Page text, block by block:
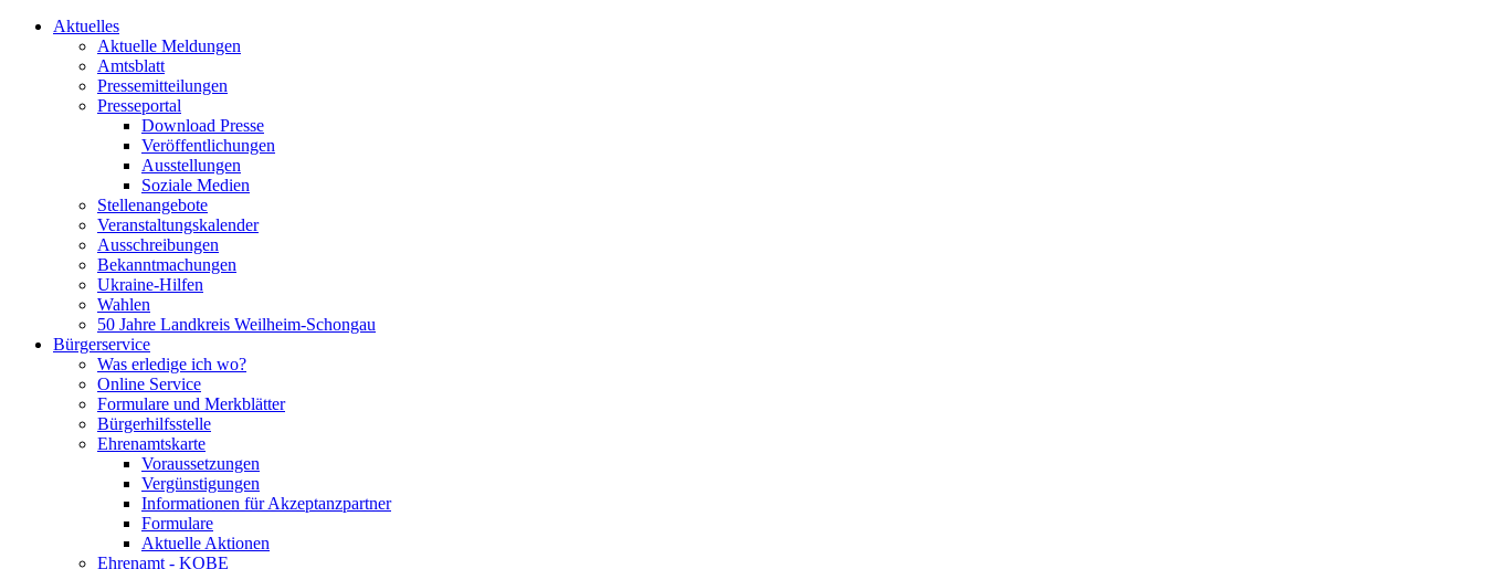
Aktuelles
Aktuelle Meldungen
Amtsblatt
Pressemitteilungen
Presseportal
Download Presse
Veröffentlichungen
Ausstellungen
Soziale Medien
Stellenangebote
Veranstaltungskalender
Ausschreibungen
Bekanntmachungen
Ukraine-Hilfen
Wahlen
50 Jahre Landkreis Weilheim-Schongau
Bürgerservice
Was erledige ich wo?
Online Service
Formulare und Merkblätter
Bürgerhilfsstelle
Ehrenamtskarte
Voraussetzungen
Vergünstigungen
Informationen für Akzeptanzpartner
Formulare
Aktuelle Aktionen
Ehrenamt - KOBE